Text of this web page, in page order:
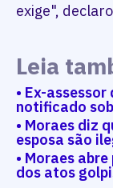
exige",
Leia
• Ex-
notificado
• Moraes diz
esposa são
• Moraes
dos atos